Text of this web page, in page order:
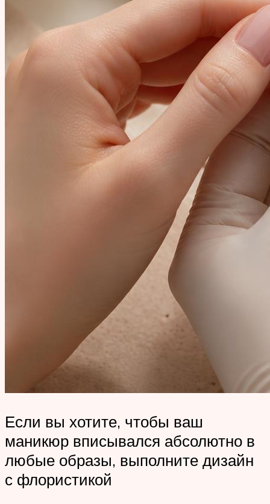
Если вы хотите, чтобы ваш
маникюр вписывался абсолютно в
любые образы, выполните дизайн
с флористикой